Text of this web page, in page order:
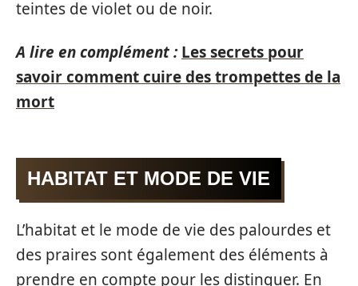
teintes de violet ou de noir.
A lire en complément : Les secrets pour
savoir comment cuire des trompettes de la
mort
HABITAT ET MODE DE VIE
L’habitat et le mode de vie des palourdes et
des praires sont également des éléments à
prendre en compte pour les distinguer. En